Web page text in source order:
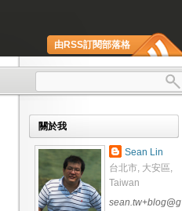
由RSS訂閱部落格
關於我
Sean Lin
台北市, 大安區,
Taiwan
sean.tw+blog@g